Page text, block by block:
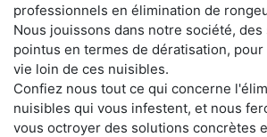
professionnels en élimination de
Nous jouissons dans notre société,
pointus en termes de dératisation,
vie loin de ces nuisibles.
Confiez nous tout ce qui concerne
nuisibles qui vous infestent, et nous
vous octroyer des solutions concrètes